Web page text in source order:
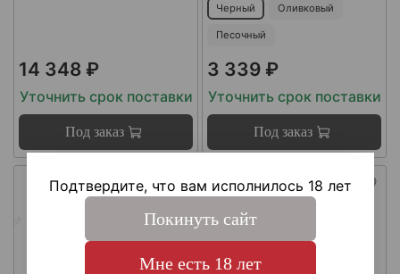
14 348 ₽
Уточнить срок поставки
Под заказ
Черный Оливковый
Песочный
3 339 ₽
Уточнить срок поставки
Под заказ
Подтвердите, что вам исполнилось 18 лет
Покинуть сайт
Мне есть 18 лет